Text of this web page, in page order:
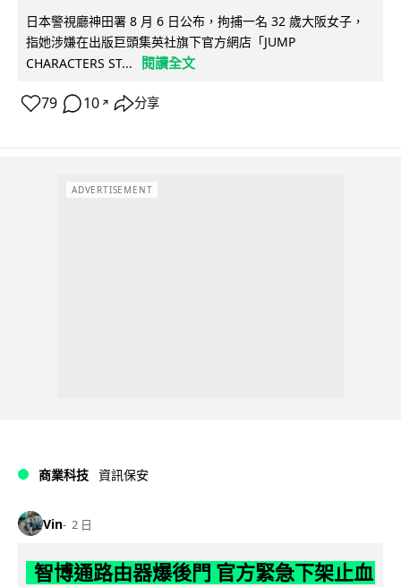
日本警視廳神田署 8 月 6 日公布，拘捕一名 32 歲大阪女子，
指她涉嫌在出版巨頭集英社旗下官方網店「JUMP
CHARACTERS ST...
閱讀全文
79 10 ↗ 分享
ADVERTISEMENT
商業科技 資訊保安
Vin 2 日
智博通路由器爆後門 官方緊急下架止血